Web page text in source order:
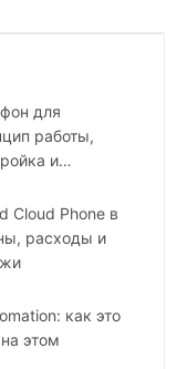
для
работы,
и
Cloud Phone в
расходы и
как это
этом